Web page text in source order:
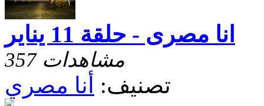
انا مصرى - حلقة 11 يناير
357 مشاهدات
تصنيف: أنا مصري